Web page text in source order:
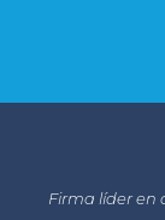
Firma líder en